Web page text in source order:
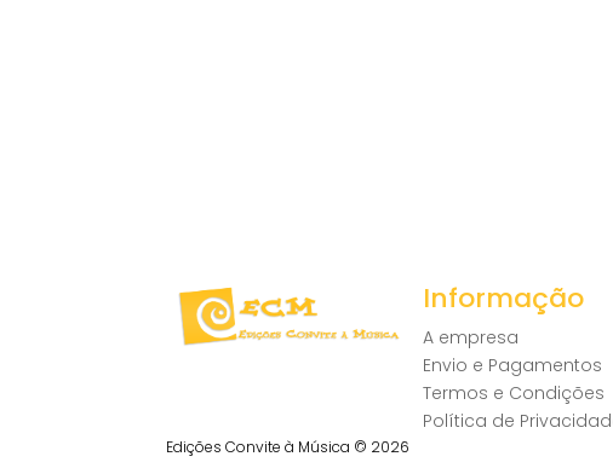
Informação
A empresa
Envio e Pagamentos
Termos e Condições
Política de
Edições Convite à Música © 2026